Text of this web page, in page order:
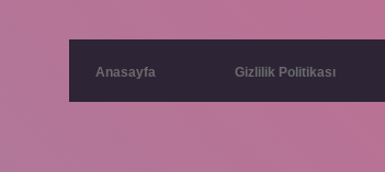
Anasayfa Gizlilik Politikası